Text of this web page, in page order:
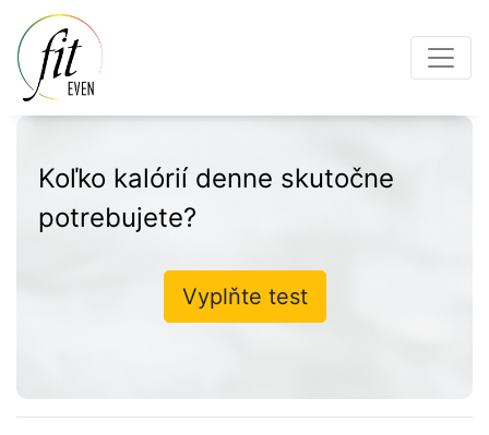
Koľko kalórií denne skutočne
potrebujete?
Vyplňte test